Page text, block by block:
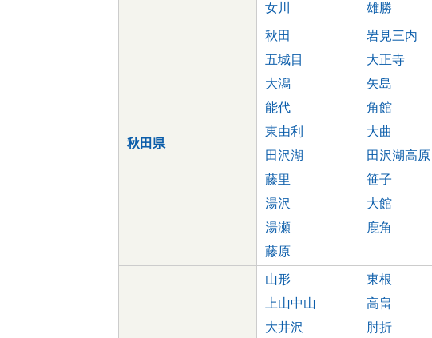
女川
雄勝
秋田県
秋田 岩見三内
五城目
大正寺
大潟
矢島
能代
角館
東由利
大曲
田沢湖
田沢湖高原
藤里
笹子
湯沢
大館
湯瀬
鹿角
藤原
山形 東根
上山中山
高畠
大井沢
肘折